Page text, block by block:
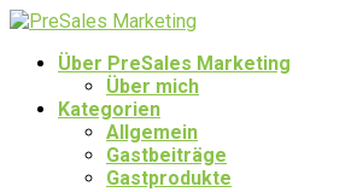
Über PreSales Marketing
Über mich
Kategorien
Allgemein
Gastbeiträge
Gastprodukte